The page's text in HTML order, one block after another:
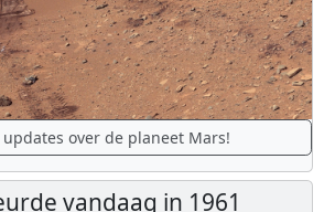
updates over de planeet Mars!
vandaag in 1961